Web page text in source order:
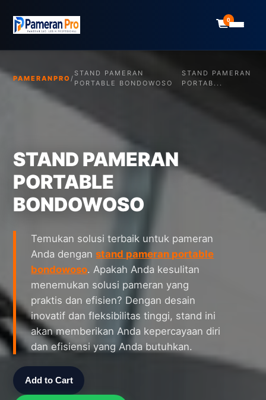
0
PAMERANPRO /
STAND PAMERAN
PORTABLE BONDOWOSO
STAND PAMERAN
PORTAB...
STAND PAMERAN
PORTABLE
BONDOWOSO
Temukan solusi terbaik untuk pameran
Anda denganstand pameran portable
bondowoso. Apakah Anda kesulitan
menemukan solusi pameran yang
praktis dan efisien? Dengan desain
inovatif dan fleksibilitas tinggi, stand ini
akan memberikan Anda kepercayaan diri
dan efisiensi yang Anda butuhkan.
Add to Cart